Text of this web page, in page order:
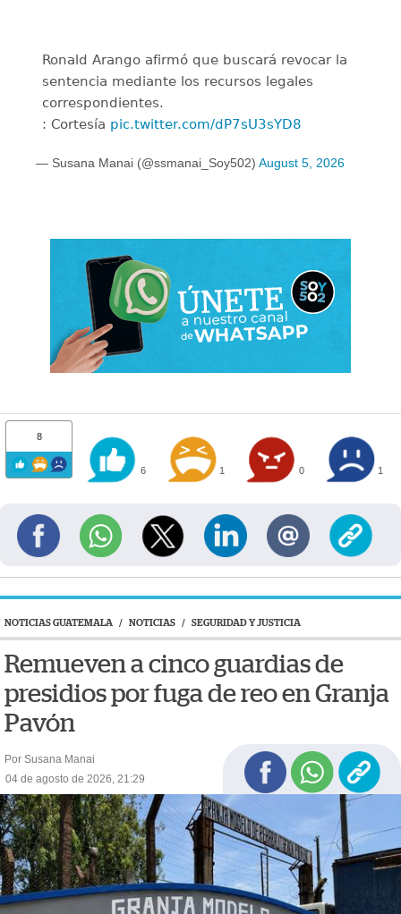
Ronald Arango afirmó que buscará revocar la
sentencia mediante los recursos legales
correspondientes.
: Cortesía pic.twitter.com/dP7sU3sYD8
— Susana Manai (@ssmanai_Soy502) August 5, 2026
8
6 1 0 1
NOTICIAS GUATEMALA / NOTICIAS / SEGURIDAD Y JUSTICIA
Remueven a cinco guardias de
presidios por fuga de reo en Granja
Pavón
Por Susana Manai
04 de agosto de 2026, 21:29